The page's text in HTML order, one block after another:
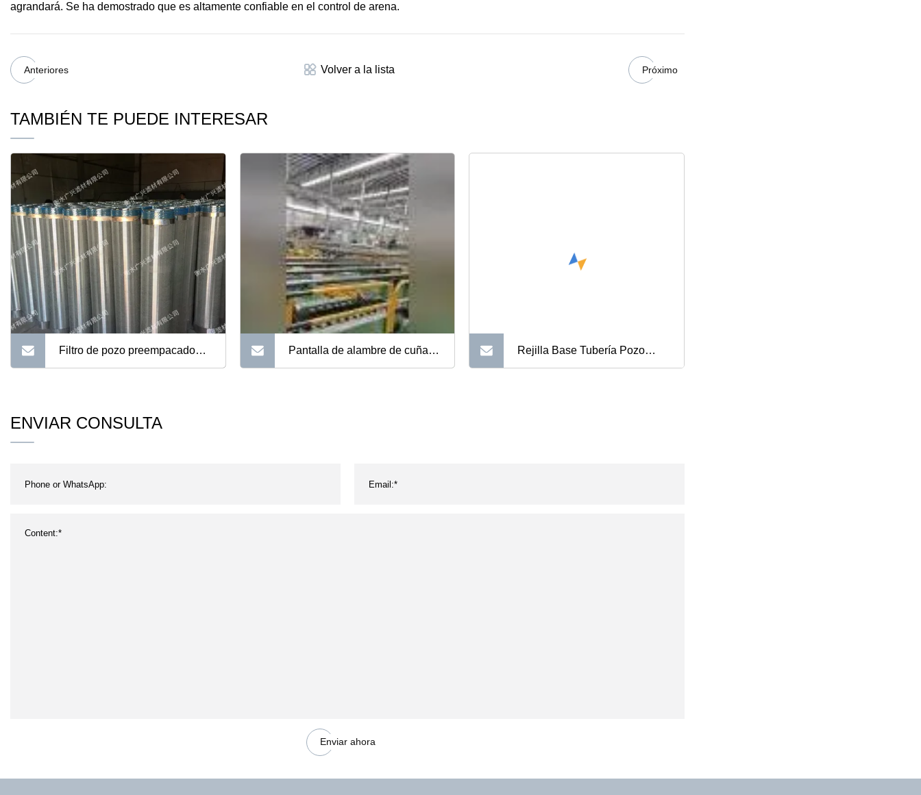
agrandará. Se ha demostrado que es altamente confiable en el control de arena.
Anteriores Volver a la lista Próximo
TAMBIÉN TE PUEDE INTERESAR
Filtro de pozo preempacado Pantalla de alambre de cuña Rejilla Base Tubería Pozo
ENVIAR CONSULTA
Enviar ahora